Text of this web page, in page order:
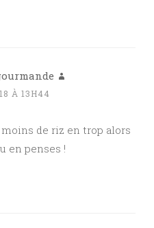
À 13H44
moins de riz en trop alors
en penses !